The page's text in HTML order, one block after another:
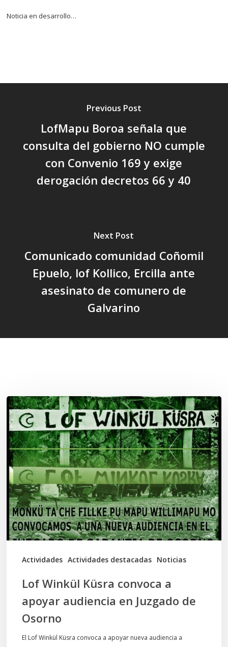
Noticia en desarrollo…
Previous Post
LofMapu Boroa señala que
consulta del gobierno NO cumple
con Convenio 169 y exige
derogación decretos 66 y 40
Next Post
Comunicado comunidad Coñomil
Epuelo, lof Kollico, Ercilla ante
asesinato de comunero de
Galvarino
Actividades Actividades destacadas Noticias
Lof
Winkül
Küsra
convoca
a
apoyar
audiencia
en
Juzgado
Lof Winkül Küsra convoca a
apoyar audiencia en Juzgado de
Osorno
El Lof Winkül Küsra convoca a apoyar nueva audiencia a